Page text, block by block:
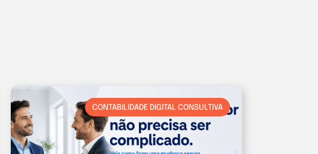
CONTABILIDADE DIGITAL CONSULTIVA